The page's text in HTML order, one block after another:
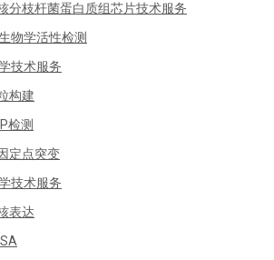
分枝杆菌蛋白质组芯片技术服务
物学活性检测
技术服务
构建
检测
定点突变
技术服务
表达